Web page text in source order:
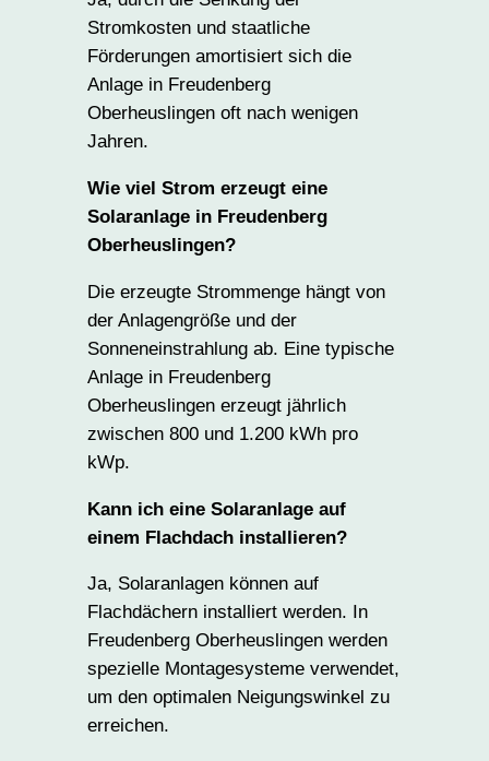
Stromkosten und staatliche
Förderungen amortisiert sich die
Anlage in Freudenberg
Oberheuslingen oft nach wenigen
Jahren.
Wie viel Strom erzeugt eine
Solaranlage in Freudenberg
Oberheuslingen?
Die erzeugte Strommenge hängt von
der Anlagengröße und der
Sonneneinstrahlung ab. Eine typische
Anlage in Freudenberg
Oberheuslingen erzeugt jährlich
zwischen 800 und 1.200 kWh pro
kWp.
Kann ich eine Solaranlage auf
einem Flachdach installieren?
Ja, Solaranlagen können auf
Flachdächern installiert werden. In
Freudenberg Oberheuslingen werden
spezielle Montagesysteme verwendet,
um den optimalen Neigungswinkel zu
erreichen.